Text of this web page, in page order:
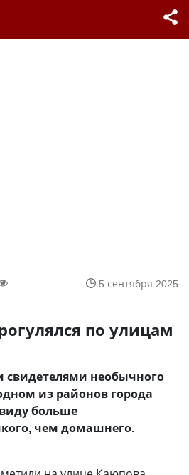
5 сентября 2025
по улицам
свидетелями необычного
из районов города
больше
чем домашнего.